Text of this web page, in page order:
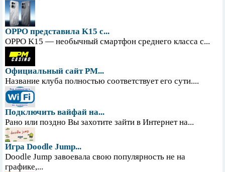
OPPO представила K15 с...
OPPO K15 — необычный смартфон среднего класса с...
Официальный сайт PM...
Название клуба полностью соответствует его сути....
Подключить вайфай на...
Рано или поздно Вы захотите зайти в Интернет на...
Игра Doodle Jump...
Doodle Jump завоевала свою популярность не на
графике,...